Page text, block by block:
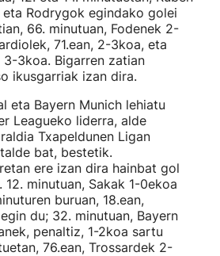
Rodrygok egindako golei
66. minutuan, Fodenek 2-
71.ean, 2-3koa, eta
3-3koa. Bigarren zatian
ikusgarriak izan dira.
eta Bayern Munich lehiatu
Leagueko liderra, alde
Txapeldunen Ligan
bat, bestetik.
ere izan dira hainbat gol
minutuan, Sakak 1-0ekoa
buruan, 18.ean,
du; 32. minutuan, Bayern
penaltiz, 1-2koa sartu
76.ean, Trossardek 2-